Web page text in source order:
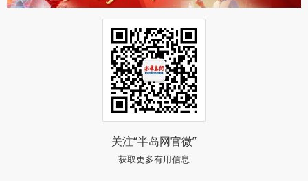
一线，以铁肩担起平安重任，用日夜坚守兑现“人民
公安为人民”的庄严承诺，在平凡岗位上书写新时代
警察的责任与担当。
半岛全媒体记者 黄超